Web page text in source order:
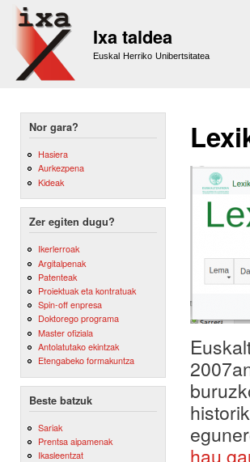
Ixa taldea
Euskal Herriko Unibertsitatea
Nor gara?
Hasiera
Aurkezpena
Kideak
Zer egiten dugu?
Ikerlerroak
Argitalpenak
Patenteak
Proiektuak eta kontratuak
Spin-off enpresa
Doktorego programa
Master ofiziala
Antolatutako ekintzak
Etengabeko formakuntza
Beste batzuk
Sariak
Prentsa aipamenak
Ikasleentzat
hau